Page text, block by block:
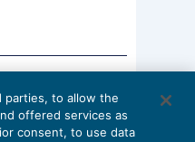
le
parties, to allow the
offered services as
consent, to use data